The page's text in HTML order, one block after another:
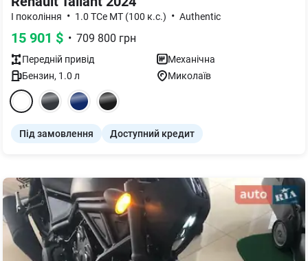
I покоління • 1.0 TCe MT (100 к.с.) • Authentic
15 901 $ • 709 800 грн
Передній привід
Механічна
Бензин, 1.0 л Миколаїв
Під замовлення Доступний кредит